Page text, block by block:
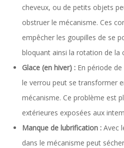
cheveux, ou de petits objets
obstruer le mécanisme. Ces
empêcher les goupilles de se
bloquant ainsi la rotation de la
Glace (en hiver) : En période
le verrou peut se transformer
mécanisme. Ce problème est
extérieures exposées aux
Manque de lubrification : Avec
dans le mécanisme peut